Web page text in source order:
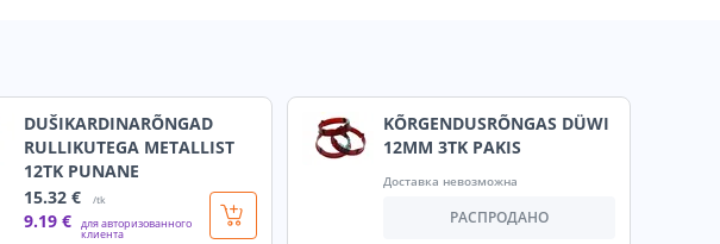
DUŠIKARDINARÕNGAD
RULLIKUTEGA METALLIST
12TK PUNANE
15.32 € /tk
9.19 € для авторизованного
клиента
KÕRGENDUSRÕNGAS DÜWI
12MM 3TK PAKIS
Доставка невозможна
РАСПРОДАНО